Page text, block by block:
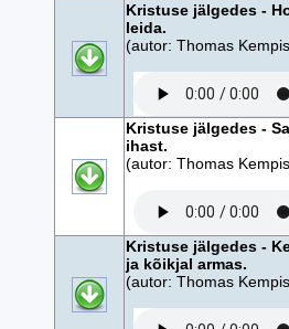
Kristuse jälgedes -
leida.
(autor: Thomas
Kristuse jälgedes -
ihast.
(autor: Thomas
Kristuse jälgedes -
ja kõikjal armas.
(autor: Thomas